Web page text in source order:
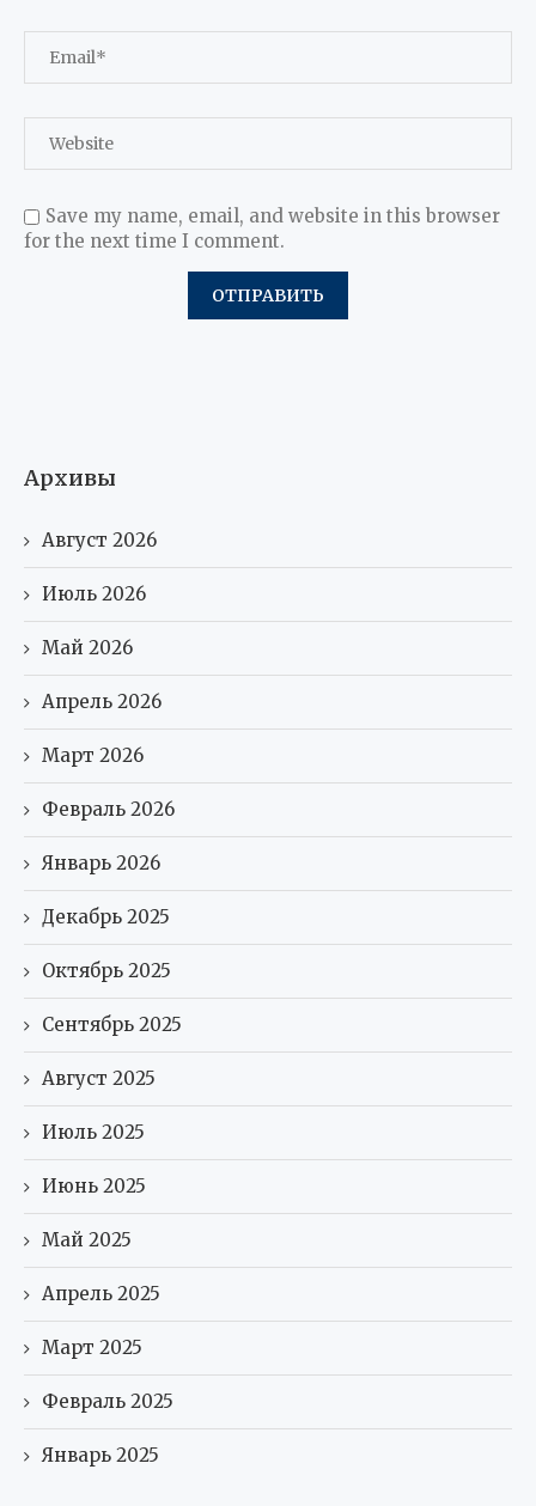
Save my name, email, and website in this browser
for the next time I comment.
Архивы
Август 2026
Июль 2026
Май 2026
Апрель 2026
Март 2026
Февраль 2026
Январь 2026
Декабрь 2025
Октябрь 2025
Сентябрь 2025
Август 2025
Июль 2025
Июнь 2025
Май 2025
Апрель 2025
Март 2025
Февраль 2025
Январь 2025